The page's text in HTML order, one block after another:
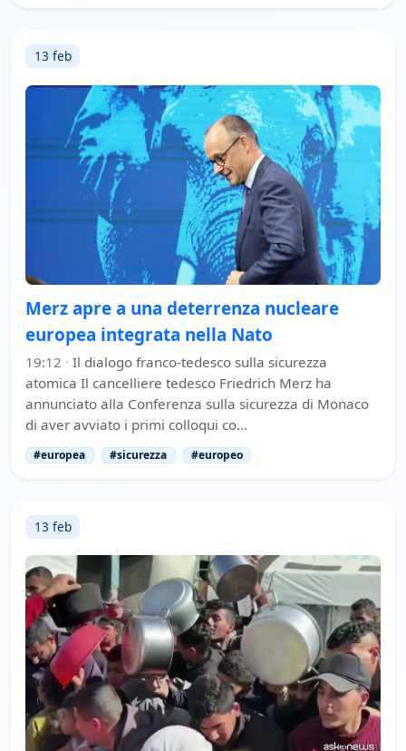
13 feb
Merz apre a una deterrenza nucleare
europea integrata nella Nato
19:12 · Il dialogo franco-tedesco sulla sicurezza
atomica Il cancelliere tedesco Friedrich Merz ha
annunciato alla Conferenza sulla sicurezza di Monaco
di aver avviato i primi colloqui co…
#europea #sicurezza #europeo
13 feb